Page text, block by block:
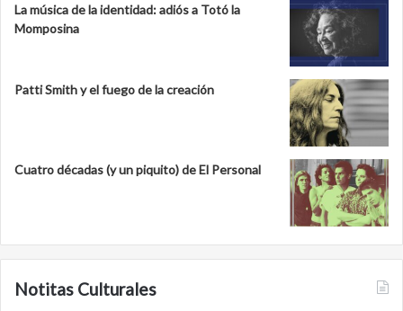
La música de la identidad: adiós a Totó la
Momposina
Patti Smith y el fuego de la creación
Cuatro décadas (y un piquito) de El Personal
Notitas Culturales